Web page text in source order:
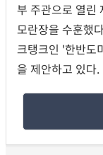
부 주관으로 열린
모란장을 수훈했
크탱크인 '한반도
을 제안하고 있다.